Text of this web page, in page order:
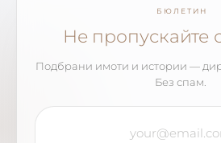
БЮЛЕТИН
Не пропускайте
Подбрани имоти и истории —
Без спам.